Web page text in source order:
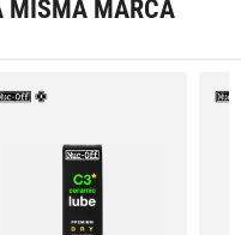
MISMA MARCA